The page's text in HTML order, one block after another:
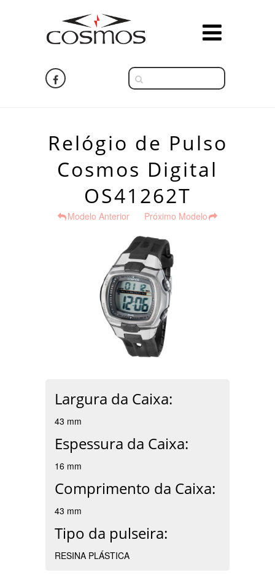
Relógio de Pulso
Cosmos Digital
OS41262T
Modelo Anterior Próximo Modelo
Largura da Caixa:
43 mm
Espessura da Caixa:
16 mm
Comprimento da Caixa:
43 mm
Tipo da pulseira:
RESINA PLÁSTICA